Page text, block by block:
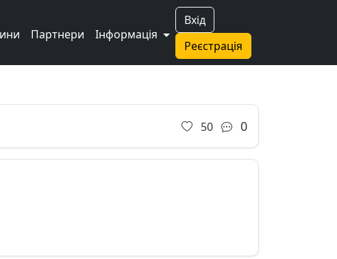
Вхід
Реєстрація
Партнери Інформація
50 0